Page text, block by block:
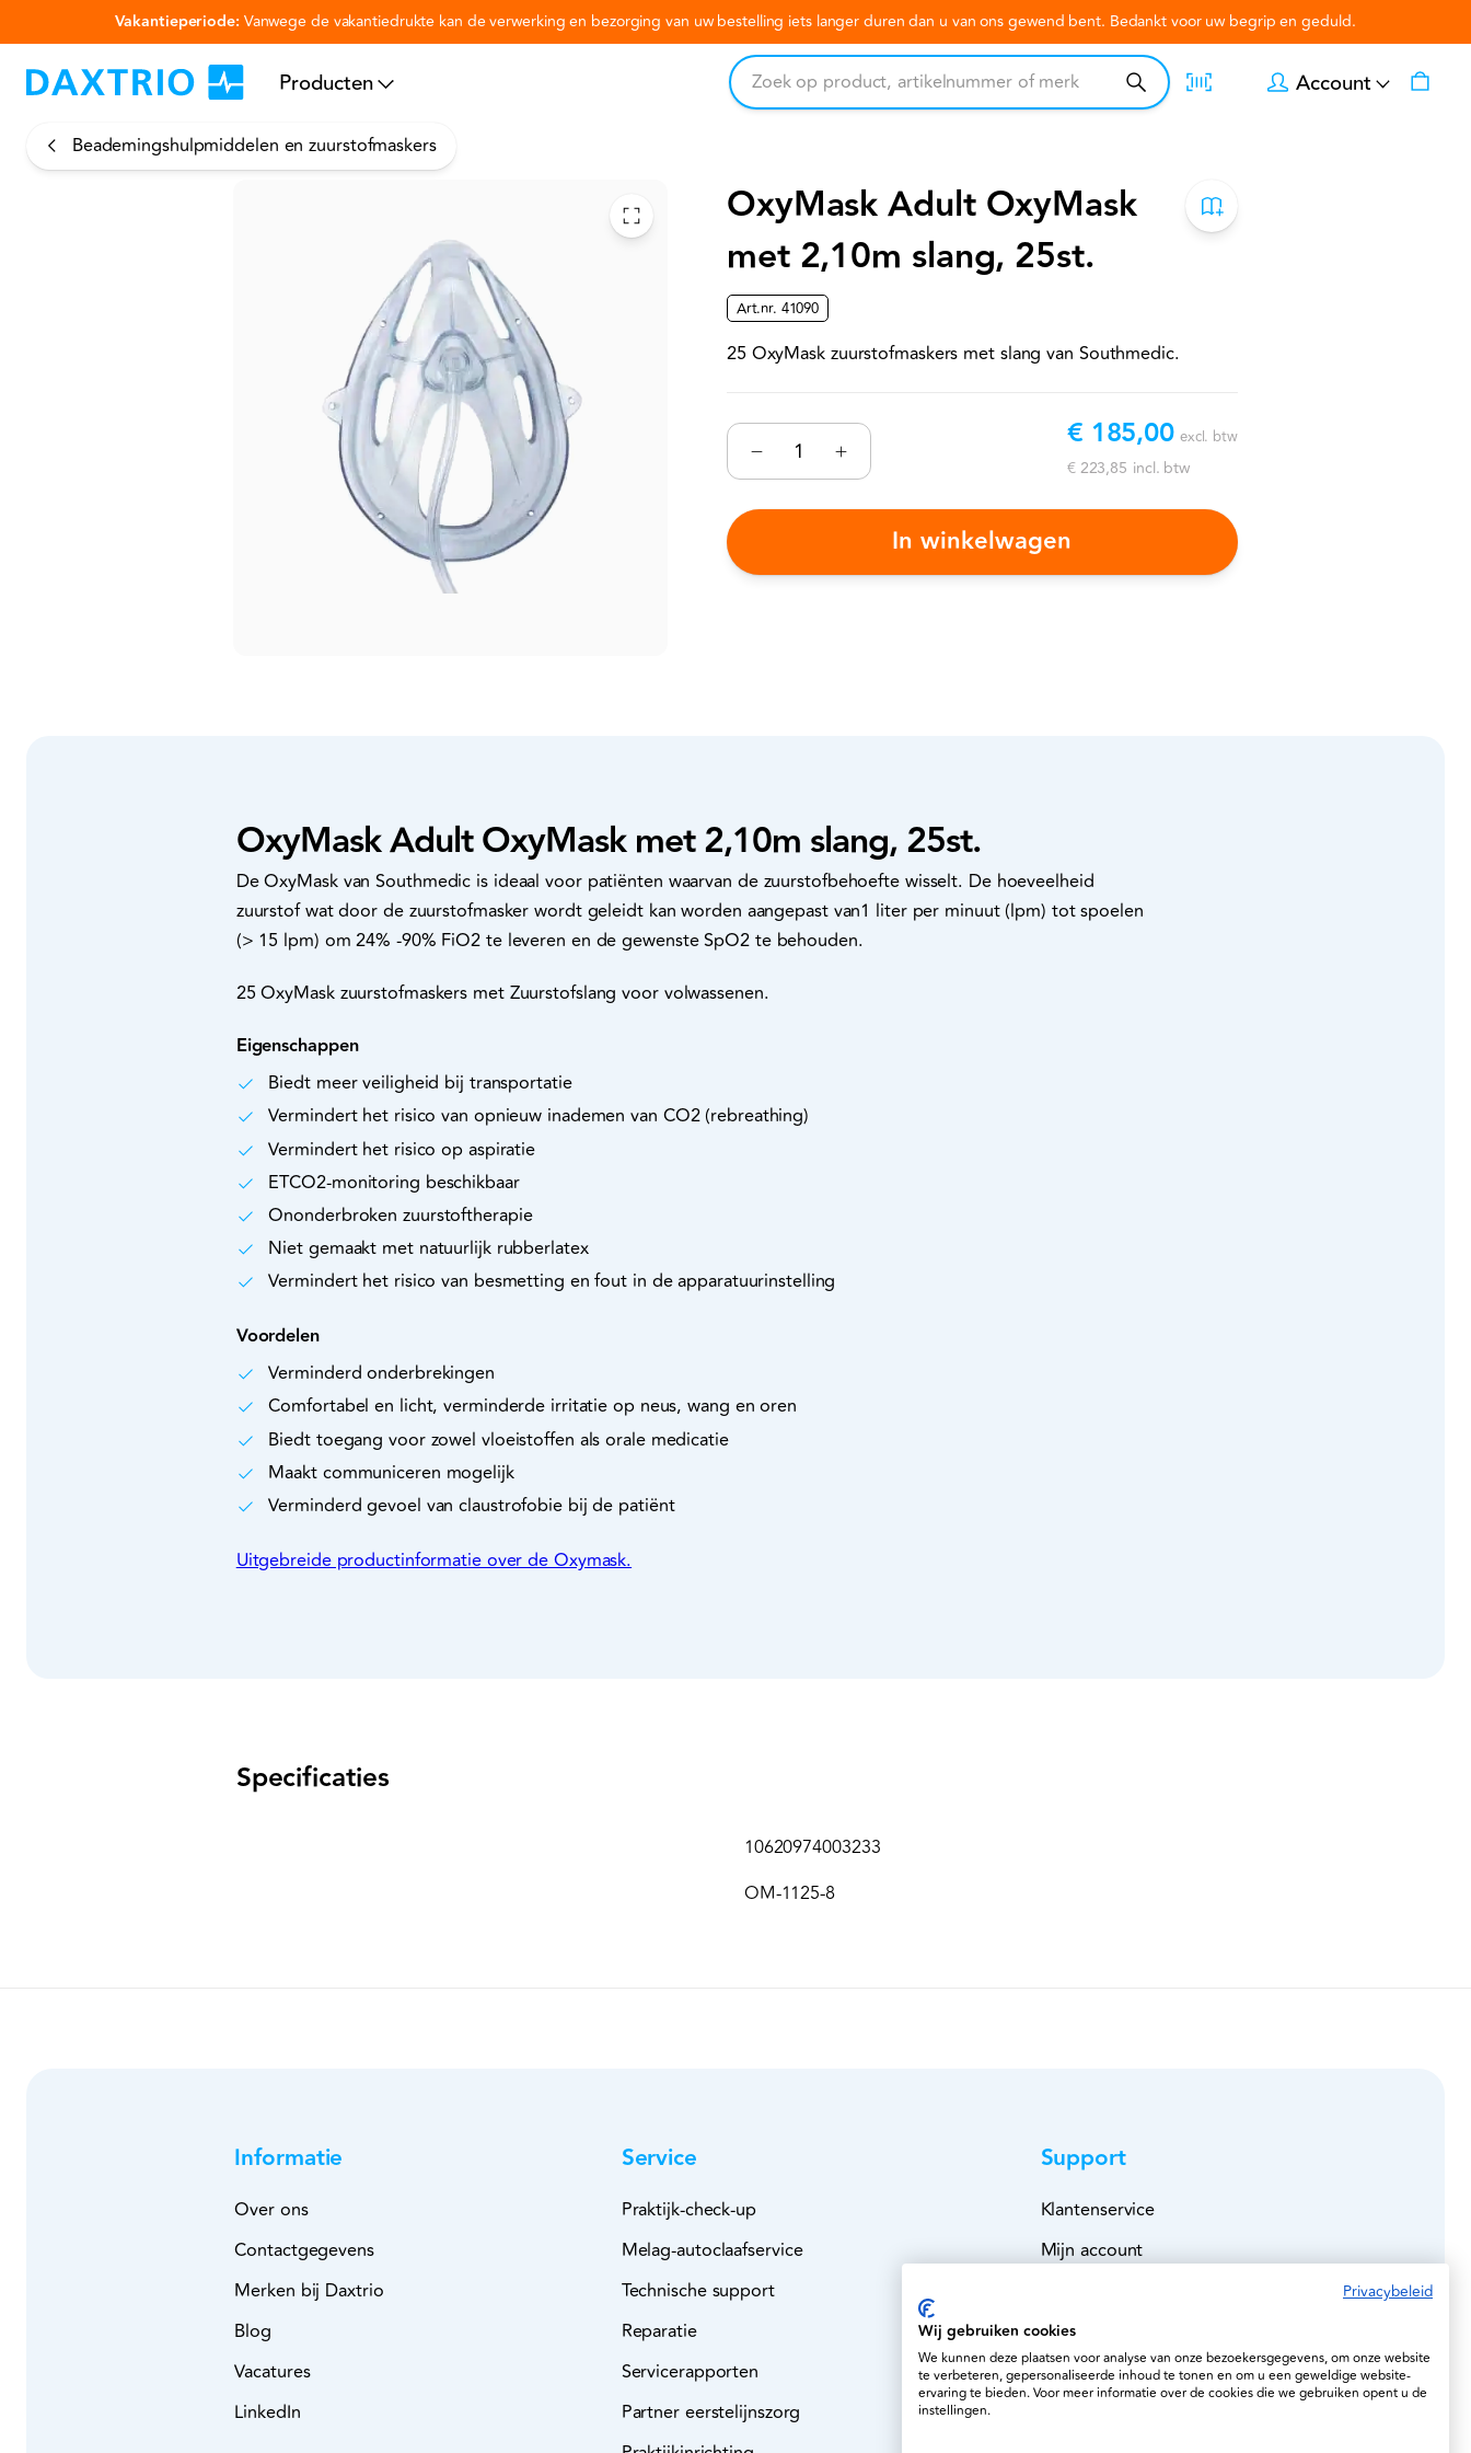
Vakantieperiode: Vanwege de vakantiedrukte kan de verwerking en bezorging van uw bestelling iets langer duren dan u van ons gewend bent. Bedankt voor uw begrip en geduld.
Producten Account
Beademingshulpmiddelen en zuurstofmaskers
OxyMask Adult OxyMask
met 2,10m slang, 25st.
Art.nr. 41090
25 OxyMask zuurstofmaskers met slang van Southmedic.
€ 185,00 excl. btw
€ 223,85 incl. btw
In winkelwagen
OxyMask Adult OxyMask met 2,10m slang, 25st.
De OxyMask van Southmedic is ideaal voor patiënten waarvan de zuurstofbehoefte wisselt. De hoeveelheid
zuurstof wat door de zuurstofmasker wordt geleidt kan worden aangepast van1 liter per minuut (lpm) tot spoelen
(> 15 lpm) om 24% -90% FiO2 te leveren en de gewenste SpO2 te behouden.
25 OxyMask zuurstofmaskers met Zuurstofslang voor volwassenen.
Eigenschappen
Biedt meer veiligheid bij transportatie
Vermindert het risico van opnieuw inademen van CO2 (rebreathing)
Vermindert het risico op aspiratie
ETCO2-monitoring beschikbaar
Ononderbroken zuurstoftherapie
Niet gemaakt met natuurlijk rubberlatex
Vermindert het risico van besmetting en fout in de apparatuurinstelling
Voordelen
Verminderd onderbrekingen
Comfortabel en licht, verminderde irritatie op neus, wang en oren
Biedt toegang voor zowel vloeistoffen als orale medicatie
Maakt communiceren mogelijk
Verminderd gevoel van claustrofobie bij de patiënt
Uitgebreide productinformatie over de Oxymask.
Specificaties
10620974003233
OM-1125-8
Informatie
Over ons
Contactgegevens
Merken bij Daxtrio
Blog
Vacatures
LinkedIn
Service
Praktijk-check-up
Melag-autoclaafservice
Technische support
Reparatie
Servicerapporten
Partner eerstelijnszorg
Support
Klantenservice
Mijn account
Veilig betalen
Leveringen
Privacybeleid
Wij gebruiken cookies
We kunnen deze plaatsen voor analyse van onze bezoekersgegevens, om onze website
te verbeteren, gepersonaliseerde inhoud te tonen en om u een geweldige website-
ervaring te bieden. Voor meer informatie over de cookies die we gebruiken opent u de
instellingen.